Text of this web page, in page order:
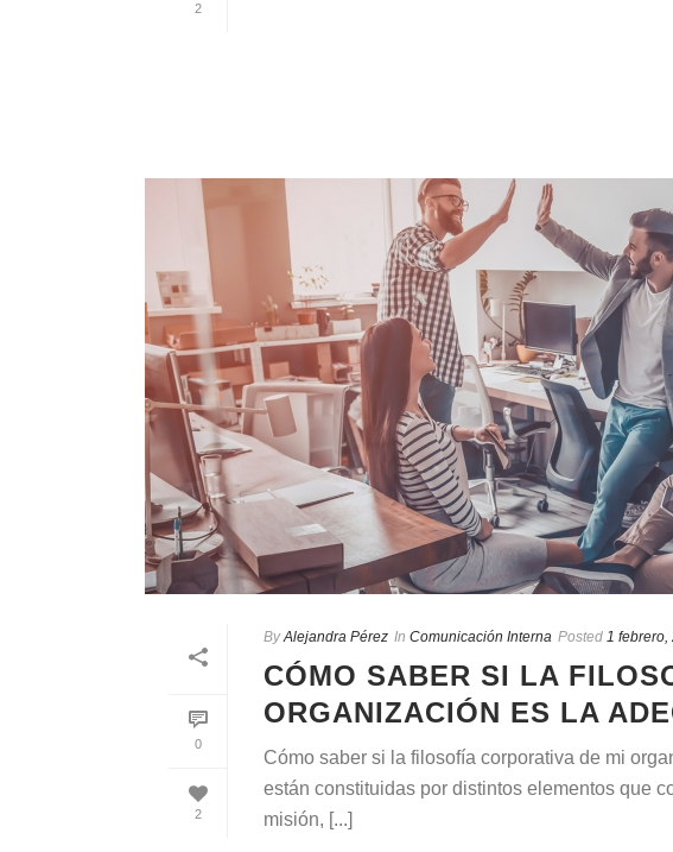
2
0
2
By Alejandra Pérez In Comunicación Interna Posted 1 febrero,
CÓMO SABER SI LA
ORGANIZACIÓN ES LA
Cómo saber si la filosofía corporativa de mi
están constituidas por distintos elementos que
misión, [...]